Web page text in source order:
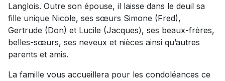
Langlois. Outre son épouse, il laisse dans le deuil sa
fille unique Nicole, ses sœurs Simone (Fred),
Gertrude (Don) et Lucile (Jacques), ses beaux-frères,
belles-sœurs, ses neveux et nièces ainsi qu’autres
parents et amis.
La famille vous accueillera pour les condoléances ce